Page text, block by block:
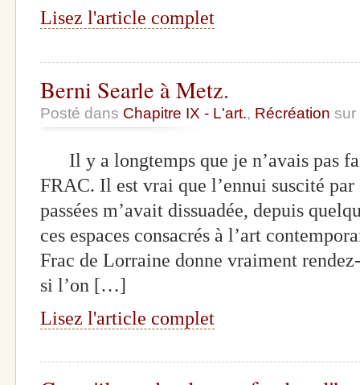
Lisez l'article complet
Berni Searle à Metz.
Posté dans Chapitre IX - L'art., Récréation sur
Il y a longtemps que je n’avais pas
FRAC. Il est vrai que l’ennui suscité par
passées m’avait dissuadée, depuis
ces espaces consacrés à l’art
Frac de Lorraine donne vraiment
si l’on […]
Lisez l'article complet